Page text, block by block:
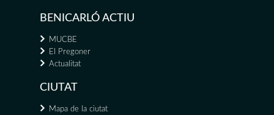
BENICARLÓ ACTIU
MUCBE
El Pregoner
Actualitat
CIUTAT
Mapa de la ciutat